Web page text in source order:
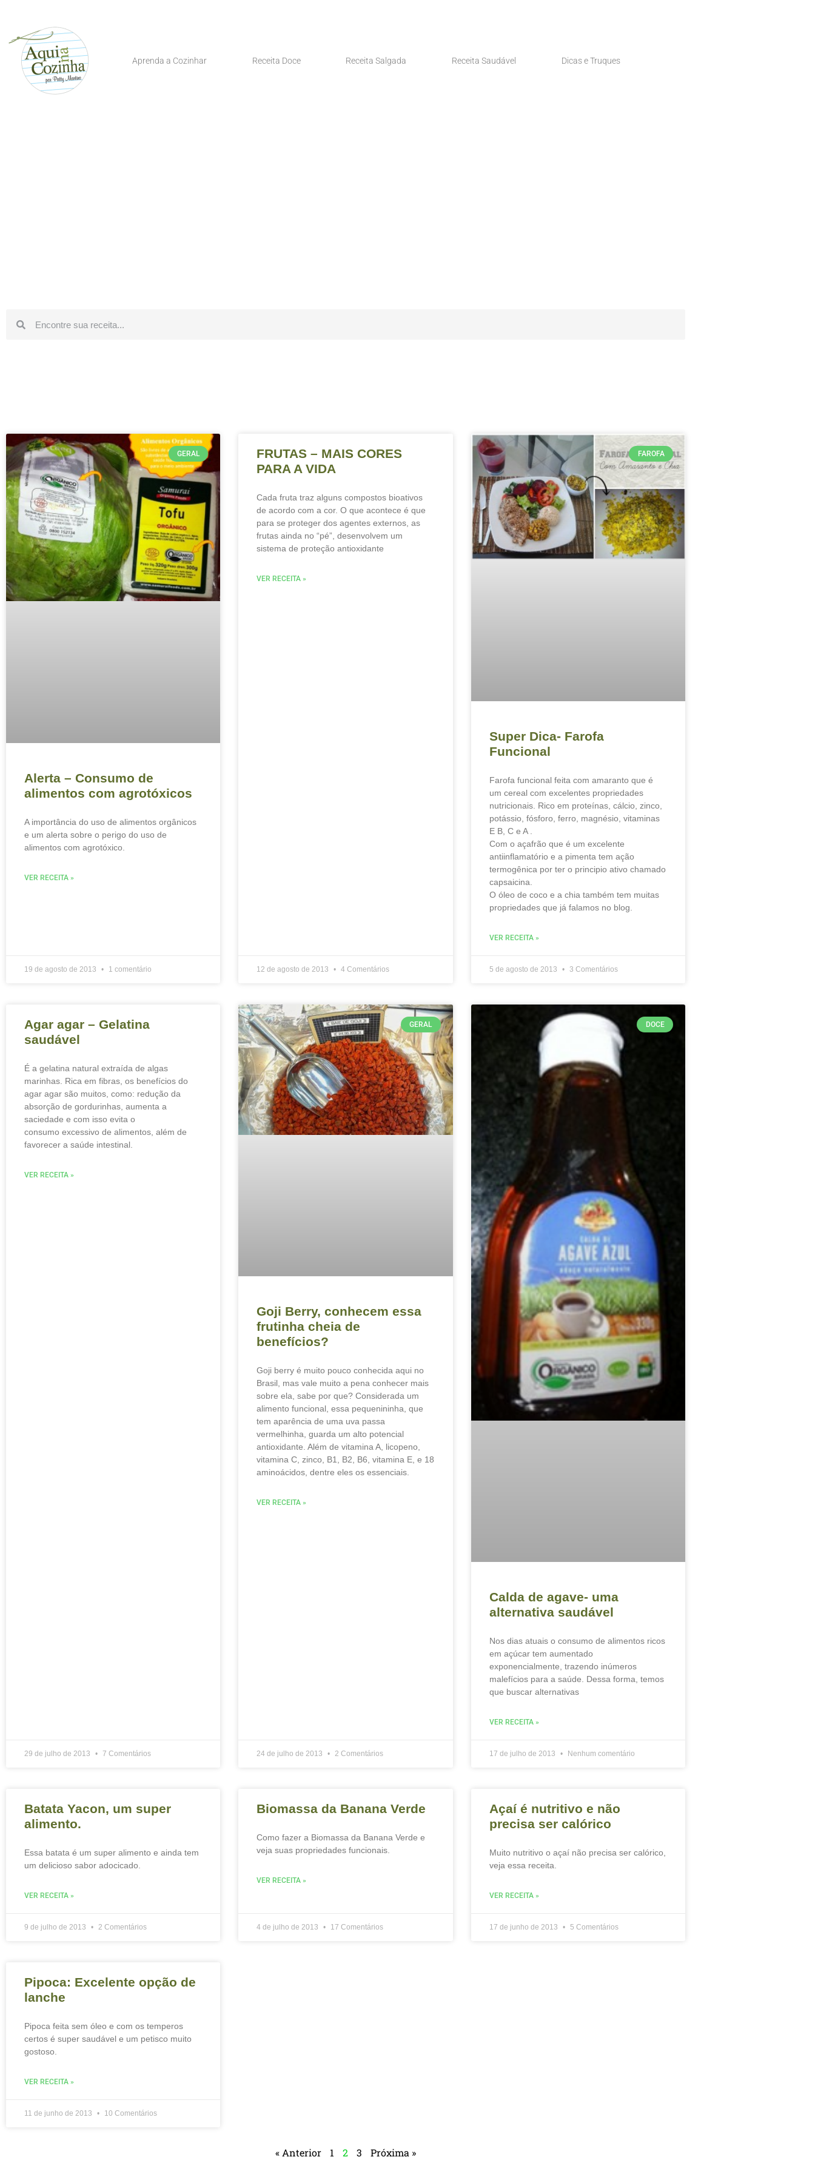
Aprenda a Cozinhar Receita Doce Receita Salgada Receita Saudável Dicas e Truques
GERAL
Alerta – Consumo de
alimentos com agrotóxicos
A importância do uso de alimentos orgânicos
e um alerta sobre o perigo do uso de
alimentos com agrotóxico.
VER RECEITA »
19 de agosto de 2013 1 comentário
FRUTAS – MAIS CORES
PARA A VIDA
Cada fruta traz alguns compostos bioativos
de acordo com a cor. O que acontece é que
para se proteger dos agentes externos, as
frutas ainda no “pé”, desenvolvem um
sistema de proteção antioxidante
VER RECEITA »
12 de agosto de 2013 4 Comentários
FAROFA
Super Dica- Farofa
Funcional
Farofa funcional feita com amaranto que é
um cereal com excelentes propriedades
nutricionais. Rico em proteínas, cálcio, zinco,
potássio, fósforo, ferro, magnésio, vitaminas
E B, C e A .
Com o açafrão que é um excelente
antiinflamatório e a pimenta tem ação
termogênica por ter o principio ativo chamado
capsaicina.
O óleo de coco e a chia também tem muitas
propriedades que já falamos no blog.
VER RECEITA »
5 de agosto de 2013 3 Comentários
Agar agar – Gelatina
saudável
É a gelatina natural extraída de algas
marinhas. Rica em fibras, os benefícios do
agar agar são muitos, como: redução da
absorção de gordurinhas, aumenta a
saciedade e com isso evita o
consumo excessivo de alimentos, além de
favorecer a saúde intestinal.
VER RECEITA »
29 de julho de 2013 7 Comentários
GERAL
Goji Berry, conhecem essa
frutinha cheia de
benefícios?
Goji berry é muito pouco conhecida aqui no
Brasil, mas vale muito a pena conhecer mais
sobre ela, sabe por que? Considerada um
alimento funcional, essa pequenininha, que
tem aparência de uma uva passa
vermelhinha, guarda um alto potencial
antioxidante. Além de vitamina A, licopeno,
vitamina C, zinco, B1, B2, B6, vitamina E, e 18
aminoácidos, dentre eles os essenciais.
VER RECEITA »
24 de julho de 2013 2 Comentários
DOCE
Calda de agave- uma
alternativa saudável
Nos dias atuais o consumo de alimentos ricos
em açúcar tem aumentado
exponencialmente, trazendo inúmeros
malefícios para a saúde. Dessa forma, temos
que buscar alternativas
VER RECEITA »
17 de julho de 2013 Nenhum comentário
Batata Yacon, um super
alimento.
Essa batata é um super alimento e ainda tem
um delicioso sabor adocicado.
VER RECEITA »
9 de julho de 2013 2 Comentários
Biomassa da Banana Verde
Como fazer a Biomassa da Banana Verde e
veja suas propriedades funcionais.
VER RECEITA »
4 de julho de 2013 17 Comentários
Açaí é nutritivo e não
precisa ser calórico
Muito nutritivo o açaí não precisa ser calórico,
veja essa receita.
VER RECEITA »
17 de junho de 2013 5 Comentários
Pipoca: Excelente opção de
lanche
Pipoca feita sem óleo e com os temperos
certos é super saudável e um petisco muito
gostoso.
VER RECEITA »
11 de junho de 2013 10 Comentários
« Anterior 1 2 3 Próxima »